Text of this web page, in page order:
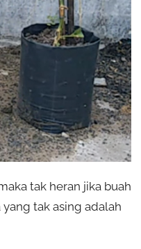
tak heran jika buah
tak asing adalah